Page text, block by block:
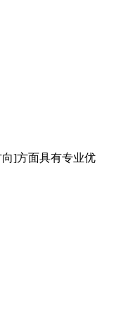
]方面具有专业优